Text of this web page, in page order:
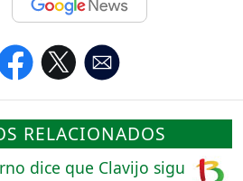
RELACIONADOS